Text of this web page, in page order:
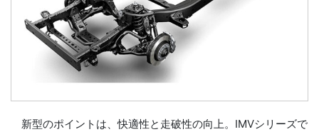
新型のポイントは、快適性と走破性の向上。IMVシリーズで